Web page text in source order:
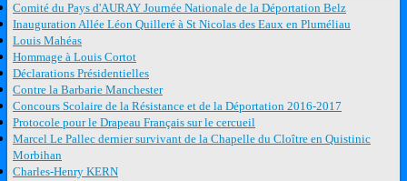
Comité du Pays d'AURAY Journée Nationale de la Déportation Belz
Inauguration Allée Léon Quilleré à St Nicolas des Eaux en Pluméliau
Louis Mahéas
Hommage à Louis Cortot
Déclarations Présidentielles
Contre la Barbarie Manchester
Concours Scolaire de la Résistance et de la Déportation 2016-2017
Protocole pour le Drapeau Français sur le cercueil
Marcel Le Pallec dernier survivant de la Chapelle du Cloître en Quistinic
Morbihan
Charles-Henry KERN